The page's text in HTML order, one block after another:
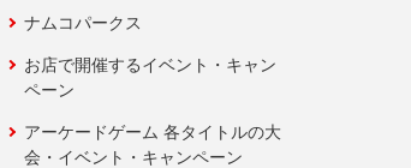
ナムコパークス
お店で開催するイベント・キャン
ペーン
アーケードゲーム 各タイトルの大
会・イベント・キャンペーン